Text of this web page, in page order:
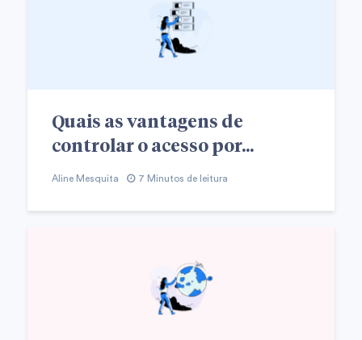
Quais as vantagens de
controlar o acesso por...
Aline Mesquita 7 Minutos de leitura